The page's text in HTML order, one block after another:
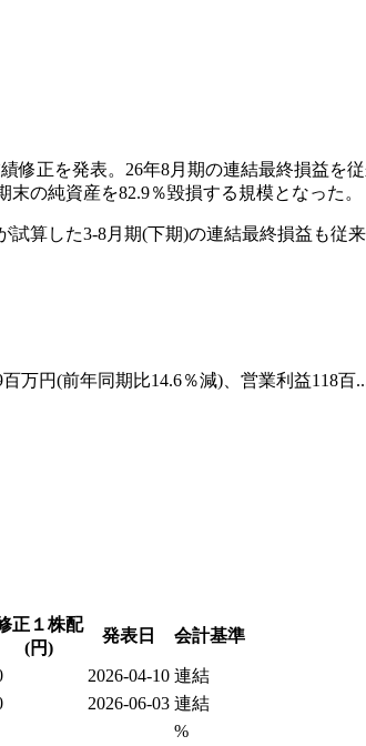
修正を発表。26年8月期の連結最終損益
の純資産を82.9％毀損する規模となった。
算した3-8月期(下期)の連結最終損益も従
万円(前年同期比14.6％減)、営業利益118百
正１株配
(円)
発表日 会計基準
2026-04-10 連結
2026-06-03 連結
%